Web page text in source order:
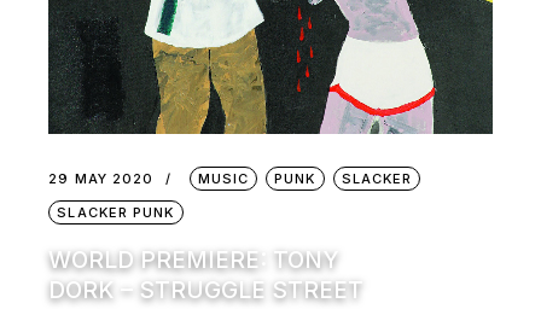
29 MAY 2020 MUSIC PUNK
SLACKER
SLACKER PUNK
WORLD PREMIERE: TONY
DORK – STRUGGLE STREET